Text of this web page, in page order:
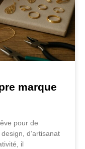
marque
pour de
d’artisanat
il